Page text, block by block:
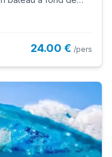
24.00 € /pers